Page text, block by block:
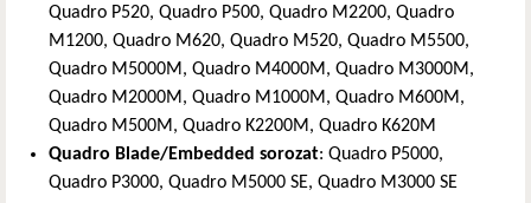
Quadro P520, Quadro P500, Quadro M2200, Quadro
M1200, Quadro M620, Quadro M520, Quadro M5500,
Quadro M5000M, Quadro M4000M, Quadro M3000M,
Quadro M2000M, Quadro M1000M, Quadro M600M,
Quadro M500M, Quadro K2200M, Quadro K620M
Quadro Blade/Embedded sorozat: Quadro P5000,
Quadro P3000, Quadro M5000 SE, Quadro M3000 SE